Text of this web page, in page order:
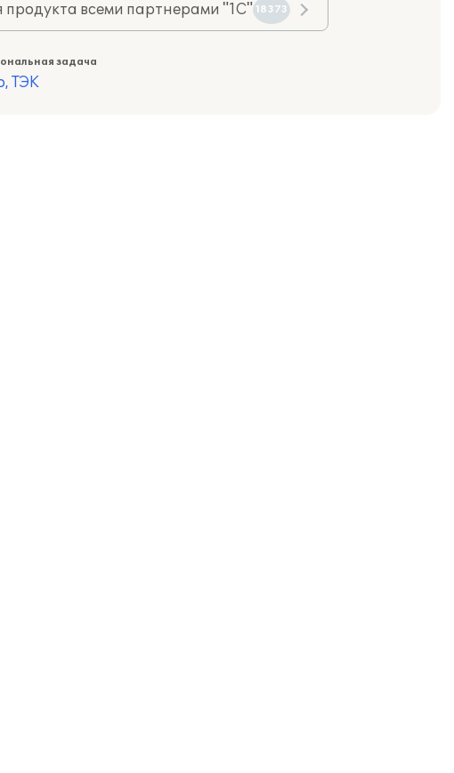
продукта всеми партнерами "1С" 18373
задача
ТЭК